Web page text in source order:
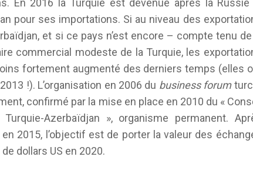
En 2016 la Turquie est devenue après la Russie
pour ses importations. Si au niveau des
et si ce pays n’est encore – compte tenu de
commercial modeste de la Turquie, les
fortement augmenté des derniers temps (elles
!). L’organisation en 2006 du business forum
confirmé par la mise en place en 2010 du «
Azerbaïdjan », organisme permanent.
en 2015, l’objectif est de porter la valeur des
dollars US en 2020.